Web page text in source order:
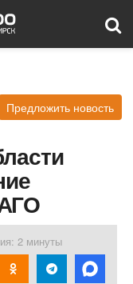
Предложить новость
2 минуты